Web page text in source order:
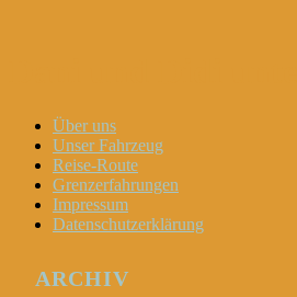
Menu
Widgets
Search
Skip
content
Über uns
Unser Fahrzeug
Reise-Route
Grenzerfahrungen
Impressum
Datenschutzerklärung
ARCHIV